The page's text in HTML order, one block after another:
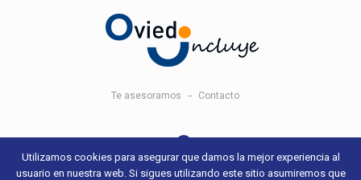
Te asesoramos Contacto
© 2018 Oviedo Incluye - Aviso legal y condiciones de uso- Sitio web
Utilizamos cookies para asegurar que damos la mejor experiencia al
usuario en nuestra web. Si sigues utilizando este sitio asumiremos que